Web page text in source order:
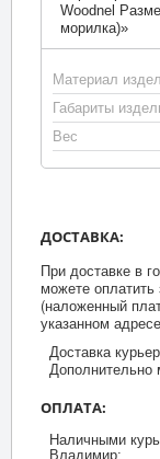
Woodnel
морилка)»
Материал
Габариты
Вес
ДОСТАВКА:
При доставке в
можете
(наложенный
указанном
Доставка
Дополнительно
ОПЛАТА:
Наличными
Владимир;